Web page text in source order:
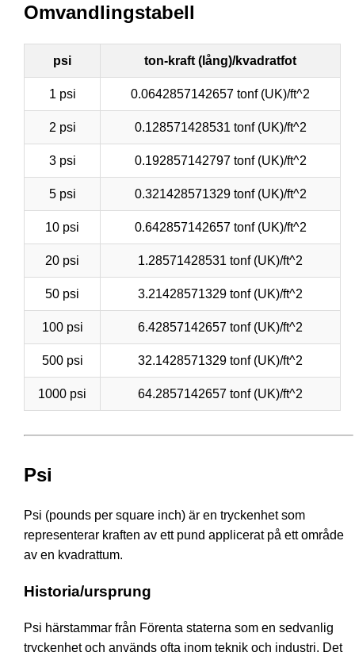
Omvandlingstabell
psi ton-kraft (lång)/kvadratfot
1 psi 0.0642857142657 tonf (UK)/ft^2
2 psi 0.128571428531 tonf (UK)/ft^2
3 psi 0.192857142797 tonf (UK)/ft^2
5 psi 0.321428571329 tonf (UK)/ft^2
10 psi 0.642857142657 tonf (UK)/ft^2
20 psi 1.28571428531 tonf (UK)/ft^2
50 psi 3.21428571329 tonf (UK)/ft^2
100 psi 6.42857142657 tonf (UK)/ft^2
500 psi 32.1428571329 tonf (UK)/ft^2
1000 psi 64.2857142657 tonf (UK)/ft^2
Psi
Psi (pounds per square inch) är en tryckenhet som
representerar kraften av ett pund applicerat på ett område
av en kvadrattum.
Historia/ursprung
Psi härstammar från Förenta staterna som en sedvanlig
tryckenhet och används ofta inom teknik och industri. Det